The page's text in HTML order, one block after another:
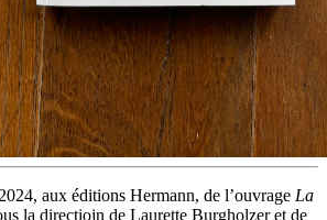
aux éditions Hermann, de l’ouvrage La
la directiojn de Laurette Burgholzer et de